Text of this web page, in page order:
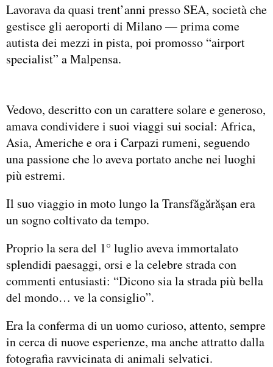
Lavorava da quasi trent’anni presso SEA, società che
gestisce gli aeroporti di Milano — prima come
autista dei mezzi in pista, poi promosso “airport
specialist” a Malpensa.
Vedovo, descritto con un carattere solare e generoso,
amava condividere i suoi viaggi sui social: Africa,
Asia, Americhe e ora i Carpazi rumeni, seguendo
una passione che lo aveva portato anche nei luoghi
più estremi.
Il suo viaggio in moto lungo la Transfăgărășan era
un sogno coltivato da tempo.
Proprio la sera del 1° luglio aveva immortalato
splendidi paesaggi, orsi e la celebre strada con
commenti entusiasti: “Dicono sia la strada più bella
del mondo… ve la consiglio”.
Era la conferma di un uomo curioso, attento, sempre
in cerca di nuove esperienze, ma anche attratto dalla
fotografia ravvicinata di animali selvatici.